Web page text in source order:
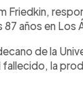
Friedkin,
años en Los
de la
la